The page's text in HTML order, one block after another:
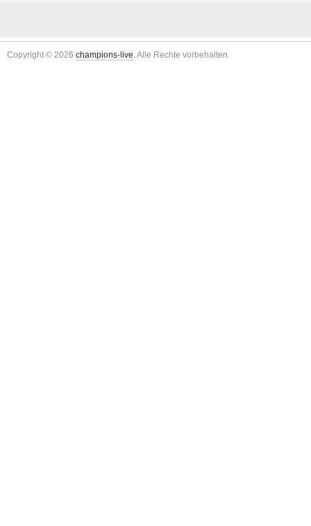
Copyright © 2026 champions-live. Alle Rechte vorbehalten.